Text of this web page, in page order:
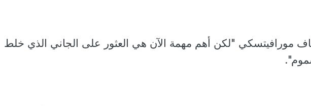
مورافيتسكي "لكن أهم مهمة الآن هي العثور على الجاني الذي خلط